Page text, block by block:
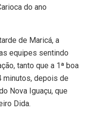
do ano
de Maricá, a
equipes sentindo
tanto que a 1ª boa
minutos, depois de
Nova Iguaçu, que
Dida.